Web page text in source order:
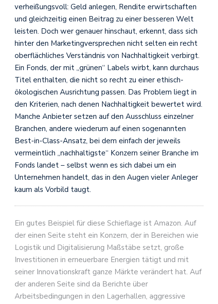
verheißungsvoll: Geld anlegen, Rendite erwirtschaften
und gleichzeitig einen Beitrag zu einer besseren Welt
leisten. Doch wer genauer hinschaut, erkennt, dass sich
hinter den Marketingversprechen nicht selten ein recht
oberflächliches Verständnis von Nachhaltigkeit verbirgt.
Ein Fonds, der mit „grünen“ Labels wirbt, kann durchaus
Titel enthalten, die nicht so recht zu einer ethisch-
ökologischen Ausrichtung passen. Das Problem liegt in
den Kriterien, nach denen Nachhaltigkeit bewertet wird.
Manche Anbieter setzen auf den Ausschluss einzelner
Branchen, andere wiederum auf einen sogenannten
Best-in-Class-Ansatz, bei dem einfach der jeweils
vermeintlich „nachhaltigste“ Konzern seiner Branche im
Fonds landet – selbst wenn es sich dabei um ein
Unternehmen handelt, das in den Augen vieler Anleger
kaum als Vorbild taugt.
Ein gutes Beispiel für diese Schieflage ist Amazon. Auf
der einen Seite steht ein Konzern, der in Bereichen wie
Logistik und Digitalisierung Maßstäbe setzt, große
Investitionen in erneuerbare Energien tätigt und mit
seiner Innovationskraft ganze Märkte verändert hat. Auf
der anderen Seite sind da Berichte über
Arbeitsbedingungen in den Lagerhallen, aggressive